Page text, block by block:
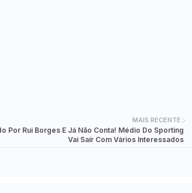
MAIS RECENTE
Por Rui Borges E Já Não Conta! Médio Do Sporting
Vai Saír Com Vários Interessados